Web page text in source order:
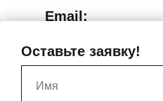
Email:
Оставьте заявку!